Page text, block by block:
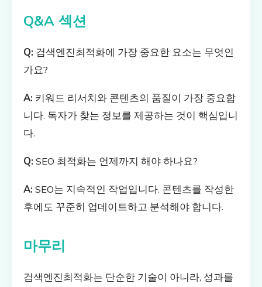
Q&A 섹션
Q: 검색엔진최적화에 가장 중요한 요소는 무엇인
가요?
A: 키워드 리서치와 콘텐츠의 품질이 가장 중요합
니다. 독자가 찾는 정보를 제공하는 것이 핵심입니
다.
Q: SEO 최적화는 언제까지 해야 하나요?
A: SEO는 지속적인 작업입니다. 콘텐츠를 작성한
후에도 꾸준히 업데이트하고 분석해야 합니다.
마무리
검색엔진최적화는 단순한 기술이 아니라, 성과를